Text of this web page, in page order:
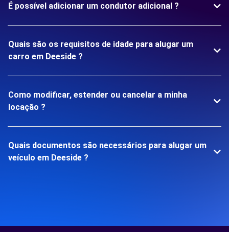
É possível adicionar um condutor adicional ?
Quais são os requisitos de idade para alugar um
carro em Deeside ?
Como modificar, estender ou cancelar a minha
locação ?
Quais documentos são necessários para alugar um
veículo em Deeside ?